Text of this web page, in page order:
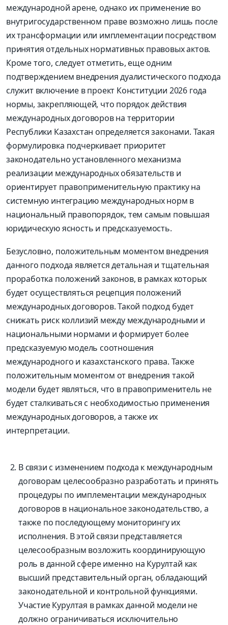
международной арене, однако их применение во
внутригосударственном праве возможно лишь после
их трансформации или имплементации посредством
принятия отдельных нормативных правовых актов.
Кроме того, следует отметить, еще одним
подтверждением внедрения дуалистического подхода
служит включение в проект Конституции 2026 года
нормы, закрепляющей, что порядок действия
международных договоров на территории
Республики Казахстан определяется законами. Такая
формулировка подчеркивает приоритет
законодательно установленного механизма
реализации международных обязательств и
ориентирует правоприменительную практику на
системную интеграцию международных норм в
национальный правопорядок, тем самым повышая
юридическую ясность и предсказуемость.
Безусловно, положительным моментом внедрения
данного подхода является детальная и тщательная
проработка положений законов, в рамках которых
будет осуществляться рецепция положений
международных договоров. Такой подход будет
снижать риск коллизий между международными и
национальными нормами и формирует более
предсказуемую модель соотношения
международного и казахстанского права. Также
положительным моментом от внедрения такой
модели будет являться, что в правоприменитель не
будет сталкиваться с необходимостью применения
международных договоров, а также их
интерпретации.
В связи с изменением подхода к международным
договорам целесообразно разработать и принять
процедуры по имплементации международных
договоров в национальное законодательство, а
также по последующему мониторингу их
исполнения. В этой связи представляется
целесообразным возложить координирующую
роль в данной сфере именно на Курултай как
высший представительный орган, обладающий
законодательной и контрольной функциями.
Участие Курултая в рамках данной модели не
должно ограничиваться исключительно